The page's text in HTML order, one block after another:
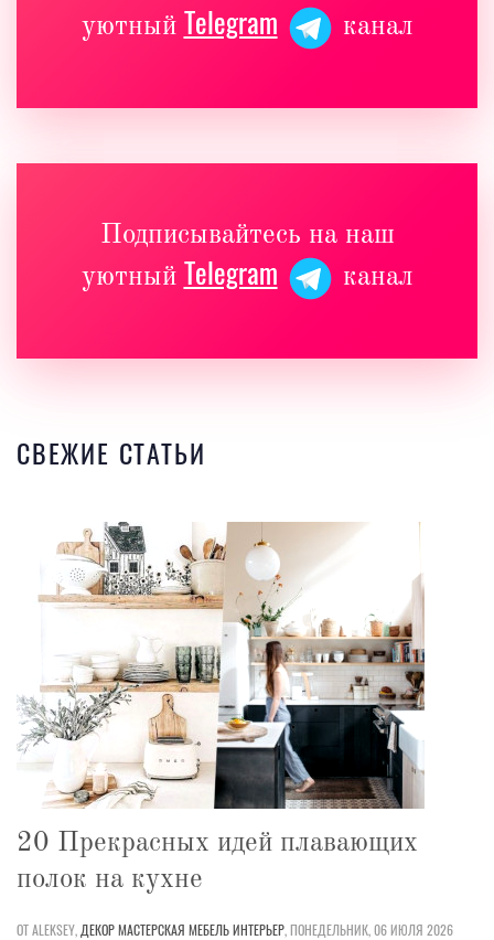
уютный Telegram канал
Подписывайтесь на наш
уютный Telegram канал
СВЕЖИЕ СТАТЬИ
20 Прекрасных идей плавающих
полок на кухне
ОТ ALEKSEY, ДЕКОРМАСТЕРСКАЯ МЕБЕЛЬИНТЕРЬЕР,ПОНЕДЕЛЬНИК, 06 ИЮЛЯ 2026